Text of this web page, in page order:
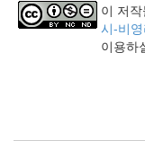
이 저
시-비
이용하
그
정
도